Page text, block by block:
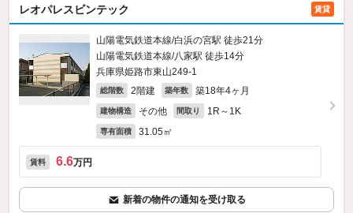
レオパレスビンテック 賃貸
山陽電気鉄道本線/白浜の宮駅 徒歩21分
山陽電気鉄道本線/八家駅 徒歩14分
兵庫県姫路市東山249‐1
総階数 2階建 築年数 築18年4ヶ月
建物構造 その他 間取り 1R～1K
専有面積 31.05㎡
賃料 6.6万円
新着の物件の通知を受け取る